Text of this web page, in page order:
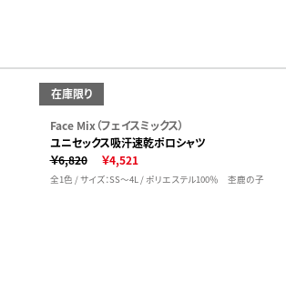
在庫限り
Face Mix（フェイスミックス）
ユニセックス吸汗速乾ポロシャツ
￥6,820
￥4,521
全1色 / サイズ：SS～4L / ポリエステル100％ 杢鹿の子